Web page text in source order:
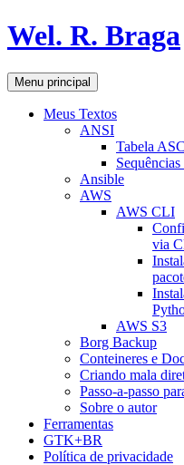
Pular
para
conteúdo
Wel. R. Braga
Pesquisar
Menu principal
Meus Textos
ANSI
Tabela
Ansible
AWS
AWS CLI
via
AWS S3
Borg Backup
Conteineres e
Criando mala
Passo-a-passo
Sobre o autor
Ferramentas
GTK+BR
Política de privacidade